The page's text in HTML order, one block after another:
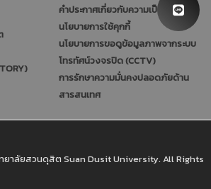
คำประกาศเกี่ยวกับความเป็นส่วนตัว
นโยบายการใช้คุกกี้
นโยบายการขอดูข้อมูลภาพจากระบบ
โทรทัศน์วงจรปิด (CCTV)
การรักษาความมั่นคงปลอดภัยด้าน
สารสนเทศ
ยาลัยสวนดุสิต Suan Dusit University. All Rights